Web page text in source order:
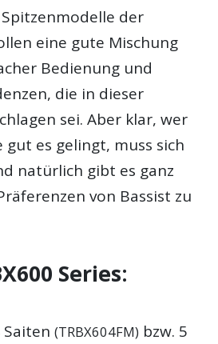
der
eine gute Mischung
Bedienung und
die in dieser
sei. Aber klar, wer
gut es gelingt, muss sich
natürlich gibt es ganz
von Bassist zu
Series:
Saiten(TRBX604FM) bzw. 5